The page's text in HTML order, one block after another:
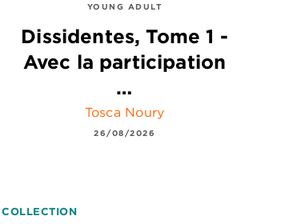
YOUNG ADULT
Dissidentes, Tome 1 -
Avec la participation
…
Tosca Noury
26/08/2026